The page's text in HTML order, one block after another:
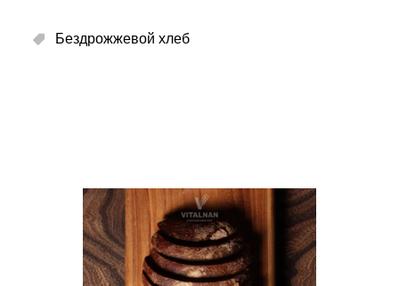
Бездрожжевой хлеб